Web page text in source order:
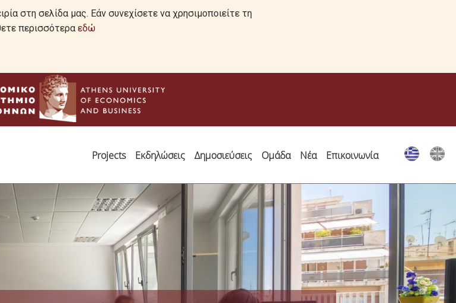
στη σελίδα μας. Εάν συνεχίσετε να χρησιμοποιείτε τη
περισσότερα εδώ
Projects Εκδηλώσεις Δημοσιεύσεις Ομάδα Νέα Επικοινωνία